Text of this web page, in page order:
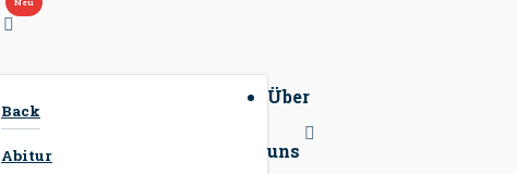
Back
Abitur
Über
uns